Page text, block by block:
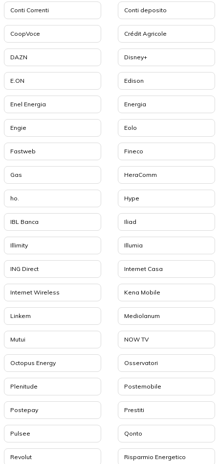
Conti Correnti Conti deposito
CoopVoce Crédit Agricole
DAZN Disney+
E.ON Edison
Enel Energia Energia
Engie Eolo
Fastweb Fineco
Gas HeraComm
ho. Hype
IBL Banca Iliad
Illimity Illumia
ING Direct Internet Casa
Internet Wireless Kena Mobile
Linkem Mediolanum
Mutui NOW TV
Octopus Energy Osservatori
Plenitude Postemobile
Postepay Prestiti
Pulsee Qonto
Revolut Risparmio Energetico